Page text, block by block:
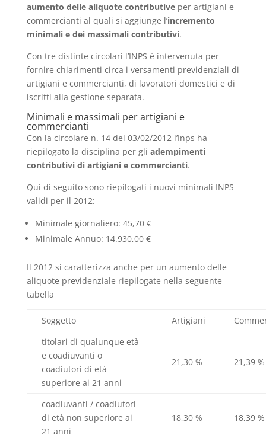
aumento delle aliquote contributiveper artigiani e
commercianti al quali si aggiunge l’incremento
minimali e dei massimali contributivi.
Con tre distinte circolari l’INPS è intervenuta per
fornire chiarimenti circa i versamenti previdenziali di
artigiani e commercianti, di lavoratori domestici e di
iscritti alla gestione separata.
Minimali e massimali per artigiani e
commercianti
Con la circolare n. 14 del 03/02/2012 l’Inps ha
riepilogato la disciplina per gli adempimenti
contributivi di artigiani e commercianti.
Qui di seguito sono riepilogati i nuovi minimali INPS
validi per il 2012:
Minimale giornaliero: 45,70 €
Minimale Annuo: 14.930,00 €
Il 2012 si caratterizza anche per un aumento delle
aliquote previdenziale riepilogate nella seguente
tabella
Soggetto Artigiani
titolari di qualunque età
e coadiuvanti o
coadiutori di età
superiore ai 21 anni
21,30 % 21,39 %
coadiuvanti / coadiutori
di età non superiore ai
21 anni
18,30 % 18,39 %